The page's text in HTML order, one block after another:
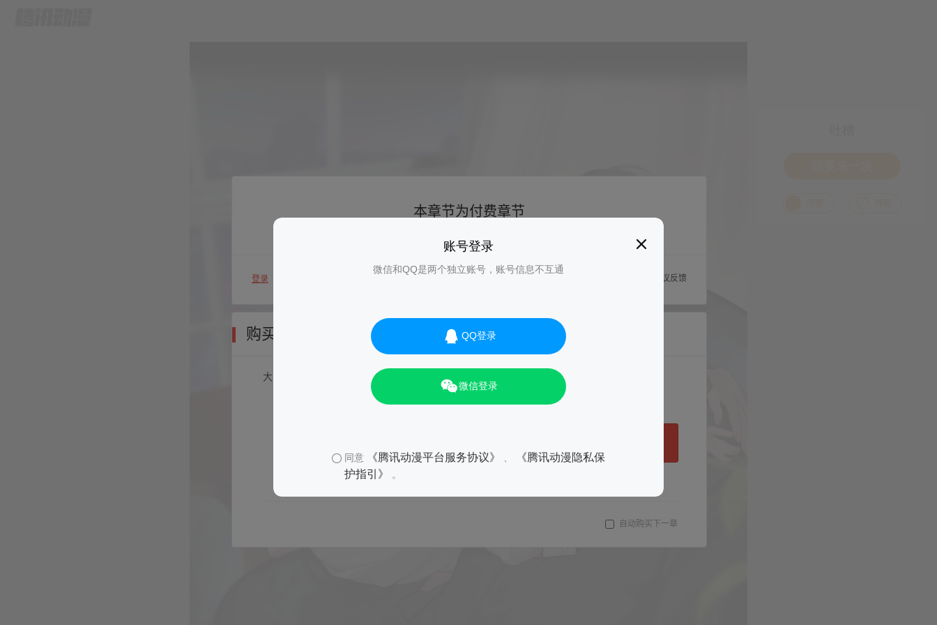
账号登录
微信和QQ是两个独立账号，账号信息不互通
QQ登录
微信登录
同意 《腾讯动漫平台服务协议》
《腾讯动漫隐私保
护指引》
。